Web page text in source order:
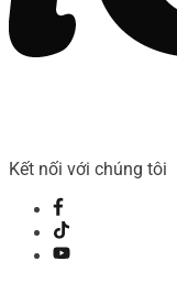
Kết nối với chúng tôi